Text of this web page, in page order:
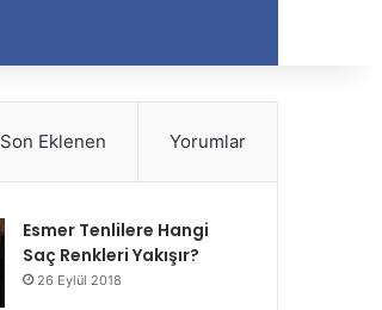
Son Eklenen Yorumlar
Esmer Tenlilere Hangi
Saç Renkleri Yakışır?
26 Eylül 2018